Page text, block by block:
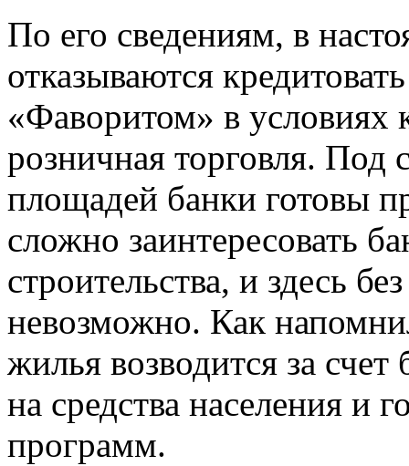
По его сведениям, в
отказываются
«Фаворитом» в условиях
розничная торговля. Под
площадей банки готовы
сложно заинтересовать
строительства, и здесь
невозможно. Как
жилья возводится за
на средства населения и
программ.